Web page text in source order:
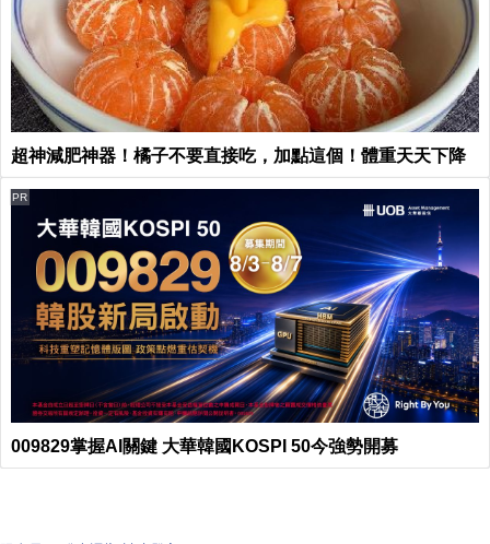
超神減肥神器！橘子不要直接吃，加點這個！體重天天下降
009829掌握AI關鍵 大華韓國KOSPI 50今強勢開募
PR